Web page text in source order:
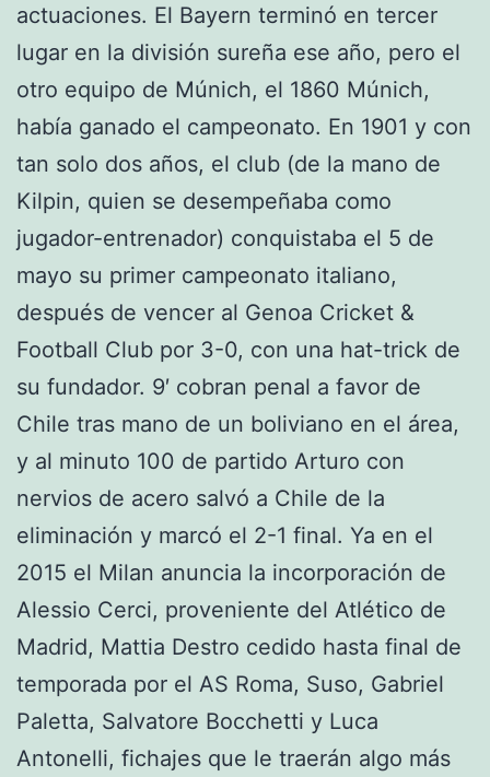
actuaciones. El Bayern terminó en tercer
lugar en la división sureña ese año, pero el
otro equipo de Múnich, el 1860 Múnich,
había ganado el campeonato. En 1901 y con
tan solo dos años, el club (de la mano de
Kilpin, quien se desempeñaba como
jugador-entrenador) conquistaba el 5 de
mayo su primer campeonato italiano,
después de vencer al Genoa Cricket &
Football Club por 3-0, con una hat-trick de
su fundador. 9′ cobran penal a favor de
Chile tras mano de un boliviano en el área,
y al minuto 100 de partido Arturo con
nervios de acero salvó a Chile de la
eliminación y marcó el 2-1 final. Ya en el
2015 el Milan anuncia la incorporación de
Alessio Cerci, proveniente del Atlético de
Madrid, Mattia Destro cedido hasta final de
temporada por el AS Roma, Suso, Gabriel
Paletta, Salvatore Bocchetti y Luca
Antonelli, fichajes que le traerán algo más